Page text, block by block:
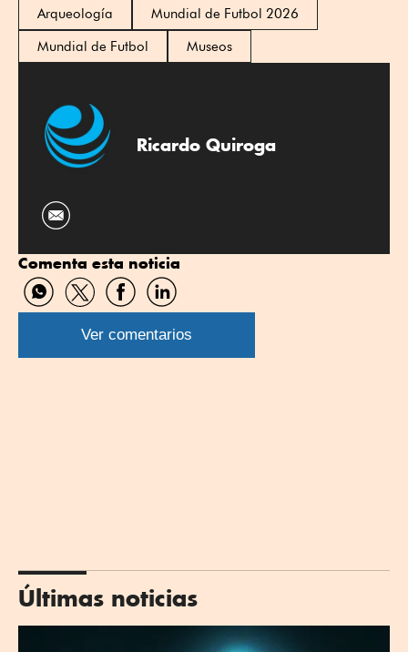
Arqueología
Mundial de Futbol 2026
Mundial de Futbol
Museos
Ricardo Quiroga
Comenta esta noticia
Compartir
por
WhatsApp
Compartir
por
Twitter
Compartir
por
Facebook
Compartir
por
Linkedin
Ver comentarios
Últimas noticias